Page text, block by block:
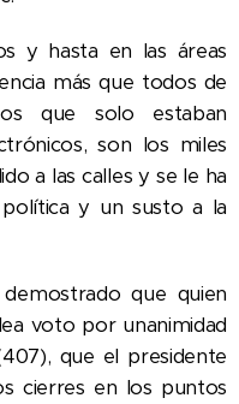
y hasta en las áreas
más que todos de
que solo estaban
son los miles
a las calles y se le ha
y un susto a la
que quien
voto por unanimidad
que el presidente
cierres en los puntos